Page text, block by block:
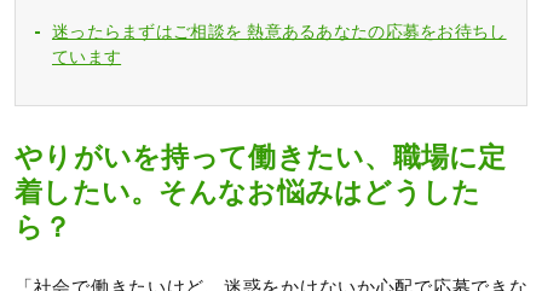
迷ったらまずはご相談を 熱意あるあなたの応募をお待ちし
ています
やりがいを持って働きたい、職場に定
着したい。そんなお悩みはどうした
ら？